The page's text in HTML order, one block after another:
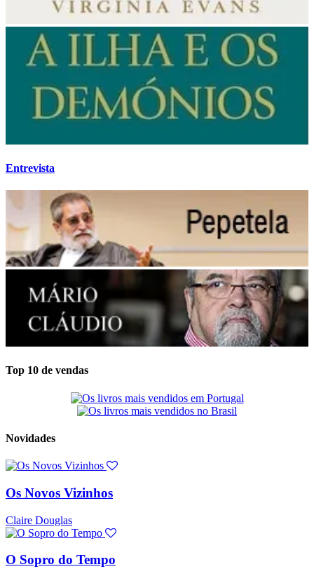
Entrevista
Top 10 de vendas
Novidades
Os Novos Vizinhos
Claire Douglas
O Sopro do Tempo